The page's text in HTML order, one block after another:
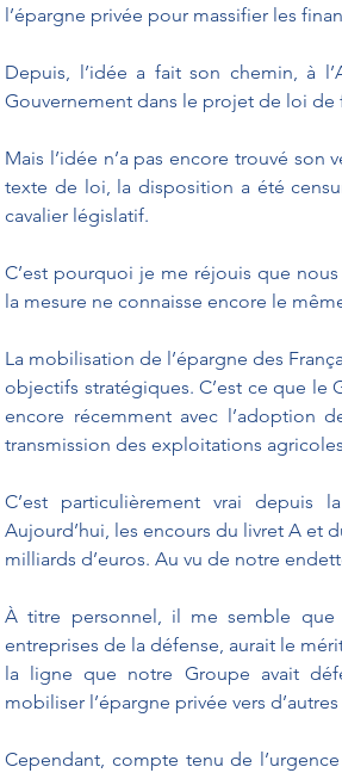
l’épargne privée pour massifier les
Depuis, l’idée a fait son chemin, à
Gouvernement dans le projet de loi de
Mais l’idée n’a pas encore trouvé
texte de loi, la disposition a été
cavalier législatif.
C’est pourquoi je me réjouis que
la mesure ne connaisse encore le
La mobilisation de l’épargne des
objectifs stratégiques. C’est ce que le
encore récemment avec l’adoption
transmission des exploitations
C’est particulièrement vrai depuis
Aujourd’hui, les encours du livret A et
milliards d’euros. Au vu de notre
À titre personnel, il me semble que
entreprises de la défense, aurait le
la ligne que notre Groupe avait
mobiliser l’épargne privée vers
Cependant, compte tenu de